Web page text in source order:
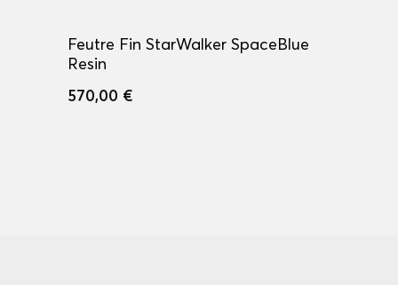
Feutre Fin StarWalker SpaceBlue
Resin
570,00 €